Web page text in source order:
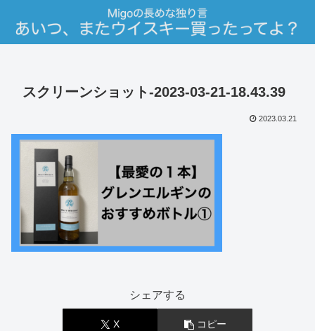
スクリーンショット-2023-03-21-18.43.39
2023.03.21
シェアする
X コピー